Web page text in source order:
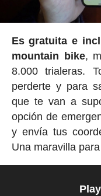
Es gratuita e
mountain bike,
8.000 trialeras.
perderte y para
que te van a
opción de
y envía tus
Una maravilla